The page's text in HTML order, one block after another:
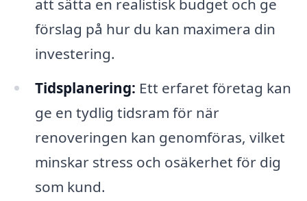
att sätta en realistisk budget och ge
förslag på hur du kan maximera din
investering.
Tidsplanering: Ett erfaret företag kan
ge en tydlig tidsram för när
renoveringen kan genomföras, vilket
minskar stress och osäkerhet för dig
som kund.